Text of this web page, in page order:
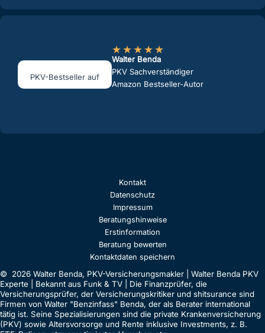
PKV-Bestseller auf
★★★★★
Walter Benda
PKV Sachverständiger
Amazon Bestseller-Autor
Kontakt
Datenschutz
Impressum
Beratungshinweise
Erstinformation
Beratung bewerten
Kontaktdaten speichern
© 2026 Walter Benda, PKV-Versicherungsmakler | Walter Benda PKV
Experte | Bekannt aus Funk & TV | Die Finanzprüfer, die
Versicherungsprüfer, der Versicherungskritiker und shitsurance sind
Firmen von Walter "Benzinfass" Benda, der als Berater international
tätig ist. Seine Spezialisierungen sind die private Krankenversicherung
(PKV) sowie Altersvorsorge und Rente inklusive Investments, z. B.